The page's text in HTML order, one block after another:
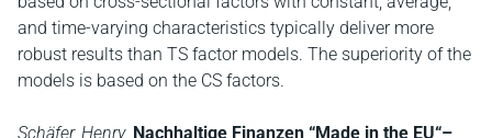
and time-varying characteristics typically deliver more
robust results than TS factor models. The superiority of the
models is based on the CS factors.
Schäfer, Henry, Nachhaltige Finanzen “Made in the EU“–